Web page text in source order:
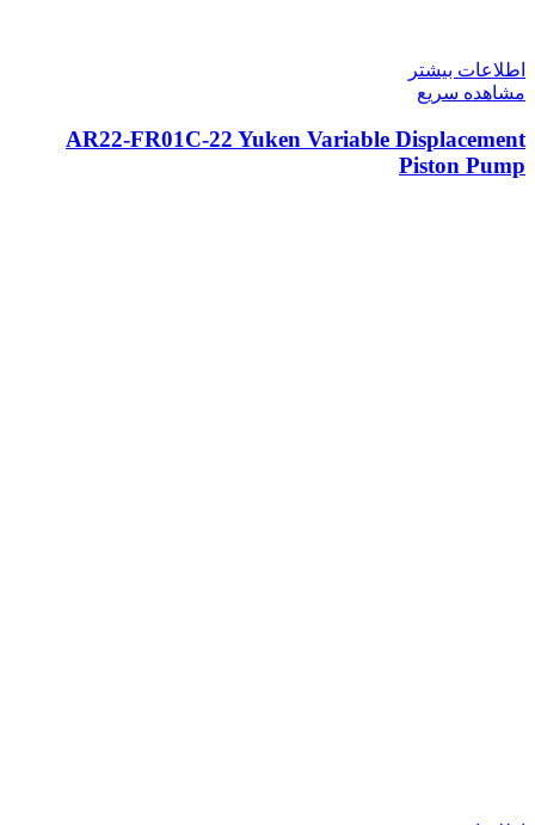
اطلاعات بیشتر
مشاهده سریع
AR22-FR01C-22 Yuken Variable Displacement
Piston Pump